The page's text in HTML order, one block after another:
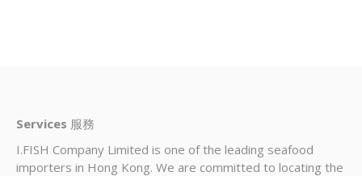
Services 服務
I.FISH Company Limited is one of the leading seafood
importers in Hong Kong. We are committed to locating the